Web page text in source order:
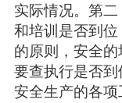
实际情况。第
和培训是否到
的原则，安全的
要查执行是否到
安全生产的各